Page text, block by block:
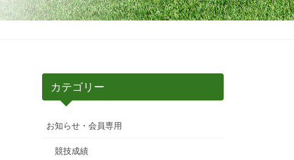
カテゴリー
お知らせ・会員専用
競技成績